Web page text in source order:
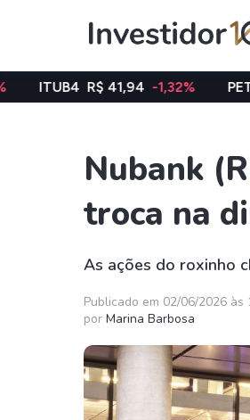
Assuntos do
Índice
Ibovespa
Taesa
Itausa
Ambev
Weg
41,94 -1,32% PETR4 R$ 42,06
Nubank
troca na
As ações do roxinho
Publicado em 02/06/2026 às
por Marina Barbosa